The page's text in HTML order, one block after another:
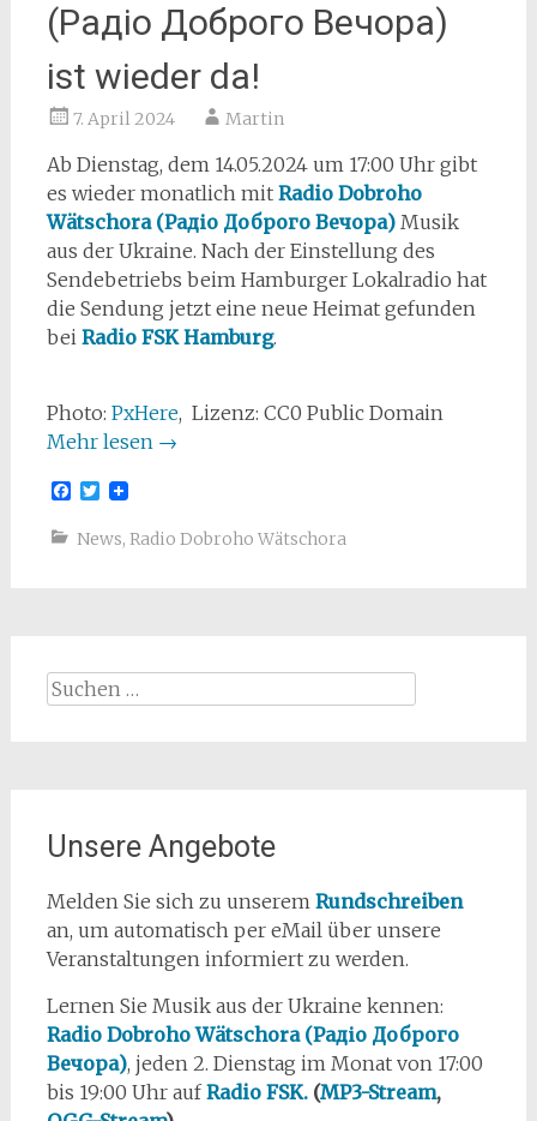
(Радіо Доброго Вечора)
ist wieder da!
7. April 2024 Martin
Ab Dienstag, dem 14.05.2024 um 17:00 Uhr gibt
es wieder monatlich mit Radio Dobroho
Wätschora (Радіо Доброго Вечора)Musik
aus der Ukraine. Nach der Einstellung des
Sendebetriebs beim Hamburger Lokalradio hat
die Sendung jetzt eine neue Heimat gefunden
bei Radio FSK Hamburg.
Photo: PxHere, Lizenz: CC0 Public Domain
Mehr lesen →
Facebook
Twitter
News, Radio Dobroho Wätschora
Suchen
Unsere Angebote
Melden Sie sich zu unserem Rundschreiben
an, um automatisch per eMail über unsere
Veranstaltungen informiert zu werden.
Lernen Sie Musik aus der Ukraine kennen:
Radio Dobroho Wätschora (Радіо Доброго
Вечора), jeden 2. Dienstag im Monat von 17:00
bis 19:00 Uhr aufRadio FSK.(MP3-Stream,